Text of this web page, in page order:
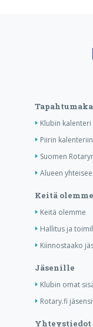
Klubin kalenteri
Piirin kalenteriin
Suomen
Alueen
Keitä olemme
Keitä olemme
Hallitus ja
Kiinnostaako
Jäsenille
Klubin omat
Rotary.fi
Yhteystiedot